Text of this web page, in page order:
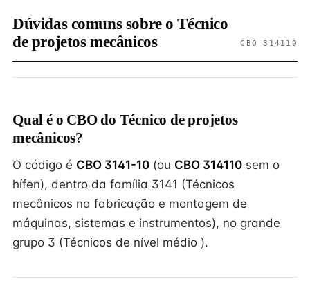
Dúvidas comuns sobre o Técnico
de projetos mecânicos
CBO 314110
Qual é o CBO do Técnico de projetos
mecânicos?
O código é CBO 3141-10 (ou CBO 314110 sem o
hífen), dentro da família 3141 (Técnicos
mecânicos na fabricação e montagem de
máquinas, sistemas e instrumentos), no grande
grupo 3 (Técnicos de nível médio ).